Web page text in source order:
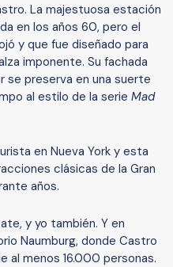
La majestuosa estación
en los años 60, pero el
y que fue diseñado para
imponente. Su fachada
se preserva en una suerte
al estilo de la serie Mad
en Nueva York y esta
clásicas de la Gran
años.
y yo también. Y en
Naumburg, donde Castro
al menos 16.000 personas.